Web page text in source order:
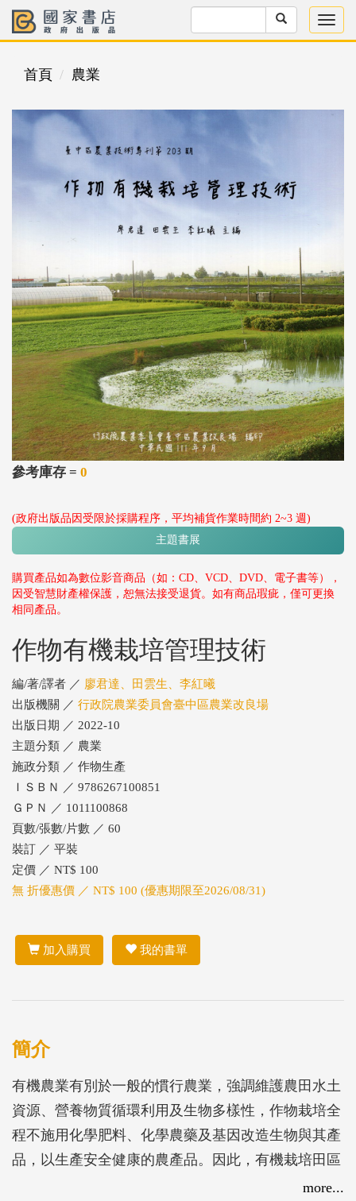
首頁 農業
參考庫存 = 0
(政府出版品因受限於採購程序，平均補貨作業時間約 2~3 週)
主題書展
購買產品如為數位影音商品（如：CD、VCD、DVD、電子書等），
因受智慧財產權保護，恕無法接受退貨。如有商品瑕疵，僅可更換
相同產品。
作物有機栽培管理技術
編/著/譯者 ／ 廖君達、田雲生、李紅曦
出版機關 ／ 行政院農業委員會臺中區農業改良場
出版日期 ／ 2022-10
主題分類 ／ 農業
施政分類 ／ 作物生產
ＩＳＢＮ ／ 9786267100851
ＧＰＮ ／ 1011100868
頁數/張數/片數 ／ 60
裝訂 ／ 平裝
定價 ／ NT$ 100
無 折優惠價 ／ NT$ 100 (優惠期限至2026/08/31)
加入購買 我的書單
簡介
有機農業有別於一般的慣行農業，強調維護農田水土
資源、營養物質循環利用及生物多樣性，作物栽培全
程不施用化學肥料、化學農藥及基因改造生物與其產
品，以生產安全健康的農產品。因此，有機栽培田區
的選擇與規劃、品種選擇、種植、栽培、水分、肥培
more...